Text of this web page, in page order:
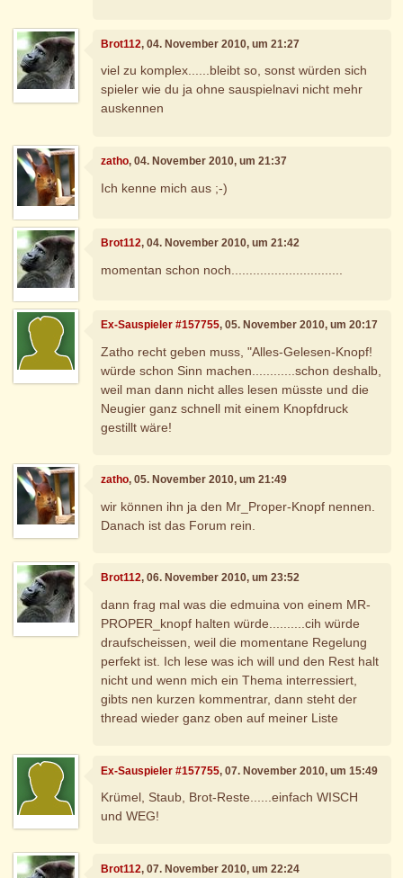
Brot112, 04. November 2010, um 21:27
viel zu komplex......bleibt so, sonst würden sich
spieler wie du ja ohne sauspielnavi nicht mehr
auskennen
zatho, 04. November 2010, um 21:37
Ich kenne mich aus ;-)
Brot112, 04. November 2010, um 21:42
momentan schon noch...............................
Ex-Sauspieler #157755, 05. November 2010, um 20:17
Zatho recht geben muss, "Alles-Gelesen-Knopf!
würde schon Sinn machen............schon deshalb,
weil man dann nicht alles lesen müsste und die
Neugier ganz schnell mit einem Knopfdruck
gestillt wäre!
zatho, 05. November 2010, um 21:49
wir können ihn ja den Mr_Proper-Knopf nennen.
Danach ist das Forum rein.
Brot112, 06. November 2010, um 23:52
dann frag mal was die edmuina von einem MR-
PROPER_knopf halten würde..........cih würde
draufscheissen, weil die momentane Regelung
perfekt ist. Ich lese was ich will und den Rest halt
nicht und wenn mich ein Thema interressiert,
gibts nen kurzen kommentrar, dann steht der
thread wieder ganz oben auf meiner Liste
Ex-Sauspieler #157755, 07. November 2010, um 15:49
Krümel, Staub, Brot-Reste......einfach WISCH
und WEG!
Brot112, 07. November 2010, um 22:24